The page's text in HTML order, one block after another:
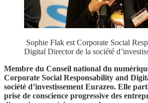
Sophie Flak est Corporate Social
Digital Director de la société
Membre du Conseil national du
Corporate Social Responsability and
société d’investissement Eurazeo. Elle
prise de conscience progressive des